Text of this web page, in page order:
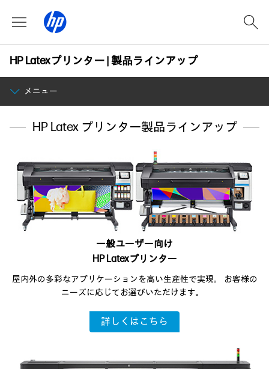
HP Latexプリンター | 製品ラインアップ
メニュー
HP Latex プリンター製品ラインアップ
一般ユーザー向け
HP Latexプリンター
屋内外の多彩なアプリケーションを高い生産性で実現。
お客様の
ニーズに応じてお選びいただけます。
詳しくはこちら